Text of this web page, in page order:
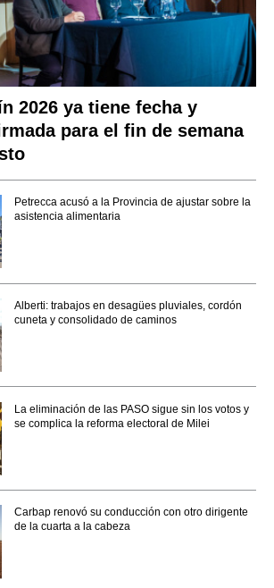
2026 ya tiene fecha y
para el fin de semana
Petrecca acusó a la Provincia de ajustar sobre la
asistencia alimentaria
Alberti: trabajos en desagües pluviales, cordón
cuneta y consolidado de caminos
La eliminación de las PASO sigue sin los votos y
se complica la reforma electoral de Milei
Carbap renovó su conducción con otro dirigente
de la cuarta a la cabeza